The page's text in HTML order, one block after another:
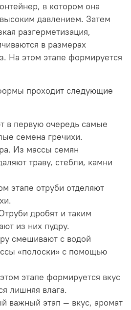
в котором она
давлением. Затем
разгерметизация,
в размерах
На этом этапе формируется
проходит следующие
в первую очередь самые
семена гречихи.
Из массы семян
траву, стебли, камни
этапе отруби отделяют
дробят и таким
из них пудру.
смешивают с водой
«полоски» с помощью
этапе формируется вкус
лишняя влага.
важный этап — вкус, аромат